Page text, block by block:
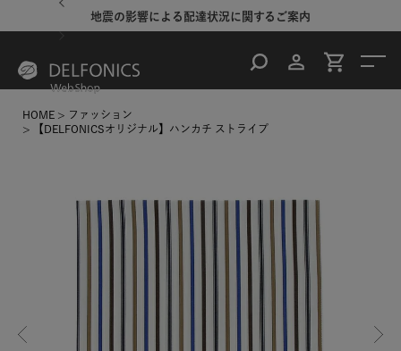
地震の影響による配達状況に関するご案内
HOME
ファッション
【DELFONICSオリジナル】ハンカチ ストライプ